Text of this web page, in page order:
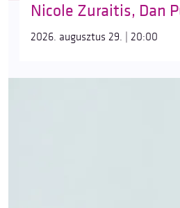
Nicole Zuraitis, Dan
2026. augusztus 29. | 20:00